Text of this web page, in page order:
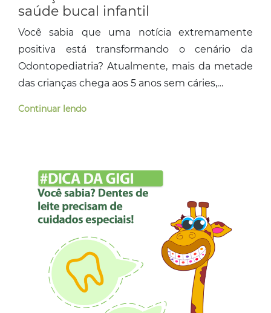
saúde bucal infantil
Você sabia que uma notícia extremamente
positiva está transformando o cenário da
Odontopediatria? Atualmente, mais da metade
das crianças chega aos 5 anos sem cáries,…
Continuar lendo